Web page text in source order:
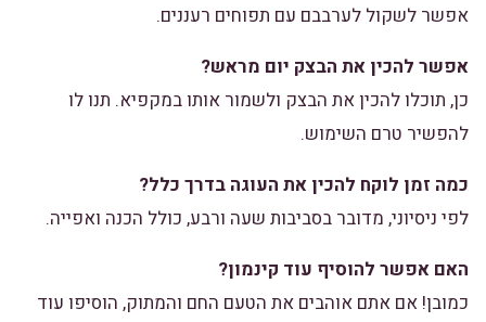
אפשר לשקול לערבבם עם תפוחים רעננים.
אפשר להכין את הבצק יום מראש?
כן, תוכלו להכין את הבצק ולשמור אותו במקפיא. תנו לו
להפשיר טרם השימוש.
כמה זמן לוקח להכין את העוגה בדרך כלל?
לפי ניסיוני, מדובר בסביבות שעה ורבע, כולל הכנה ואפייה.
האם אפשר להוסיף עוד קינמון?
כמובן! אם אתם אוהבים את הטעם החם והמתוק, הוסיפו עוד